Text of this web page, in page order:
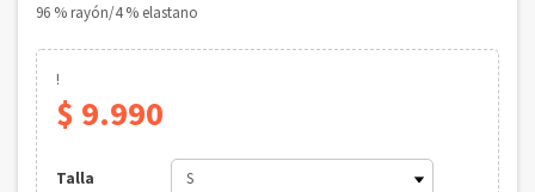
96 % rayón/4 % elastano
!
$ 9.990
Talla